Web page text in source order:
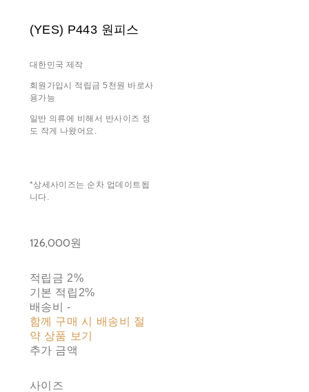
(YES) P443 원피스
대한민국 제작
회원가입시 적립금 5천원 바로사
용가능
일반 의류에 비해서 반사이즈 정
도 작게 나왔어요.
*상세사이즈는 순차 업데이트됩
니다.
126,000원
적립금 2%
기본 적립 2%
배송비-
함께 구매 시 배송비 절
약 상품 보기
추가 금액
사이즈